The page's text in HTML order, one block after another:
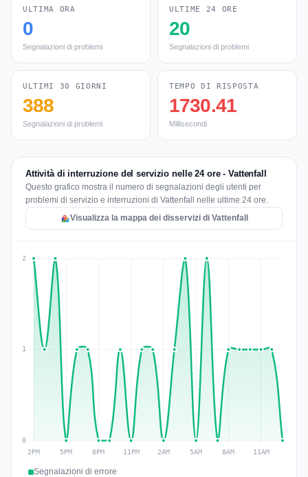
ULTIMA ORA
0
Segnalazioni di problemi
ULTIME 24 ORE
20
Segnalazioni di problemi
ULTIMI 30 GIORNI
388
Segnalazioni di problemi
TEMPO DI RISPOSTA
1730.41
Millisecondi
Attività di interruzione del servizio nelle 24 ore - Vattenfall
Questo grafico mostra il numero di segnalazioni degli utenti per
problemi di servizio e interruzioni di Vattenfall nelle ultime 24 ore.
Visualizza la mappa dei disservizi di Vattenfall
Segnalazioni di errore